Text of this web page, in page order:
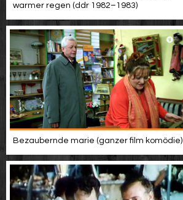
warmer regen (ddr 1982–1983)
Bezaubernde marie (ganzer film komödie)